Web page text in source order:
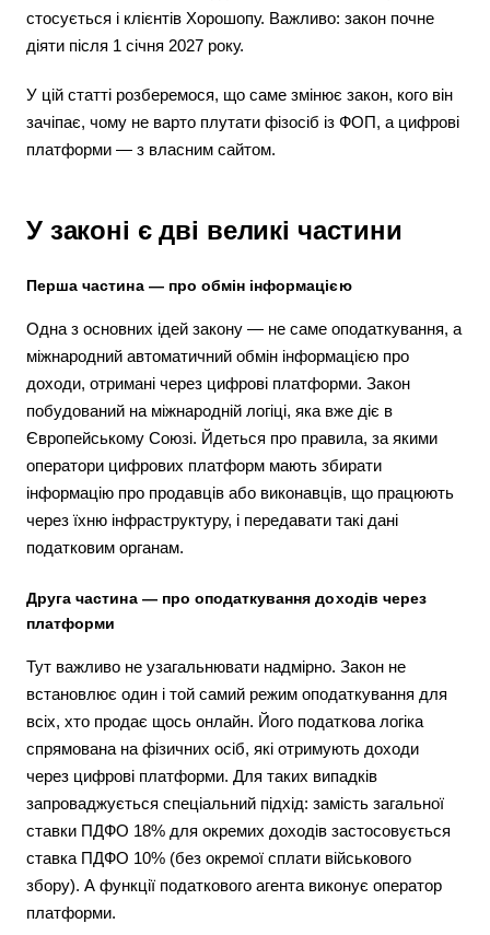
стосується і клієнтів Хорошопу. Важливо: закон почне
діяти після 1 січня 2027 року.
У цій статті розберемося, що саме змінює закон, кого він
зачіпає, чому не варто плутати фізосіб із ФОП, а цифрові
платформи — з власним сайтом.
У законі є дві великі частини
Перша частина — про обмін інформацією
Одна з основних ідей закону — не саме оподаткування, а
міжнародний автоматичний обмін інформацією про
доходи, отримані через цифрові платформи. Закон
побудований на міжнародній логіці, яка вже діє в
Європейському Союзі. Йдеться про правила, за якими
оператори цифрових платформ мають збирати
інформацію про продавців або виконавців, що працюють
через їхню інфраструктуру, і передавати такі дані
податковим органам.
Друга частина — про оподаткування доходів через
платформи
Тут важливо не узагальнювати надмірно. Закон не
встановлює один і той самий режим оподаткування для
всіх, хто продає щось онлайн. Його податкова логіка
спрямована на фізичних осіб, які отримують доходи
через цифрові платформи. Для таких випадків
запроваджується спеціальний підхід: замість загальної
ставки ПДФО 18% для окремих доходів застосовується
ставка ПДФО 10% (без окремої сплати військового
збору). А функції податкового агента виконує оператор
платформи.